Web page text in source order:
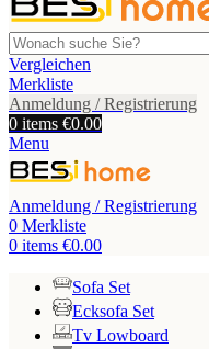
Vergleichen
Merkliste
Anmeldung / Registrierung
0 items €0.00
Menu
Anmeldung / Registrierung
0 Merkliste
0 items €0.00
Sofa Set
Ecksofa Set
Tv Lowboard